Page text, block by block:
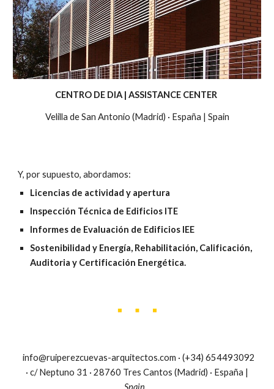
CENTRO DE DIA | ASSISTANCE CENTER
Velilla de San Antonio (Madrid) · España | Spain
Y, por supuesto, abordamos:
Licencias de actividad y apertura
Inspección Técnica de Edificios ITE
Informes de Evaluación de Edificios IEE
Sostenibilidad y Energía, Rehabilitación, Calificación,
Auditoria y Certificación Energética.
info@ruiperezcuevas-arquitectos.com · (+34) 654493092
· c/ Neptuno 31 · 28760 Tres Cantos (Madrid) · España |
Spain